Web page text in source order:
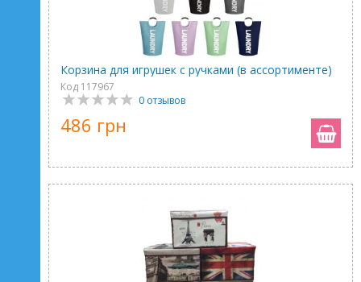
Корзина для игрушек с ручками (в ассортименте)
Код 117967
0 отзывов
486 грн